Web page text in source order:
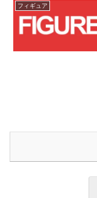
フィギュア